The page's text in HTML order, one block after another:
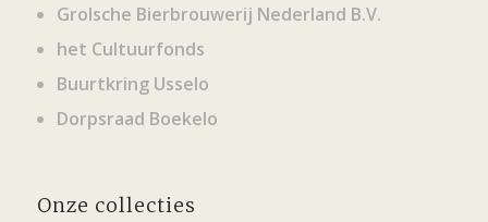
Grolsche Bierbrouwerij Nederland B.V.
het Cultuurfonds
Buurtkring Usselo
Dorpsraad Boekelo
Onze collecties